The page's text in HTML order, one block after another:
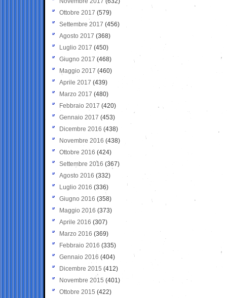
Ottobre 2017 (579)
Settembre 2017 (456)
Agosto 2017 (368)
Luglio 2017 (450)
Giugno 2017 (468)
Maggio 2017 (460)
Aprile 2017 (439)
Marzo 2017 (480)
Febbraio 2017 (420)
Gennaio 2017 (453)
Dicembre 2016 (438)
Novembre 2016 (438)
Ottobre 2016 (424)
Settembre 2016 (367)
Agosto 2016 (332)
Luglio 2016 (336)
Giugno 2016 (358)
Maggio 2016 (373)
Aprile 2016 (307)
Marzo 2016 (369)
Febbraio 2016 (335)
Gennaio 2016 (404)
Dicembre 2015 (412)
Novembre 2015 (401)
Ottobre 2015 (422)